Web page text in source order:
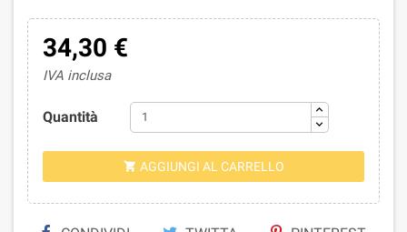
34,30 €
IVA inclusa
Quantità
 AGGIUNGI AL CARRELLO